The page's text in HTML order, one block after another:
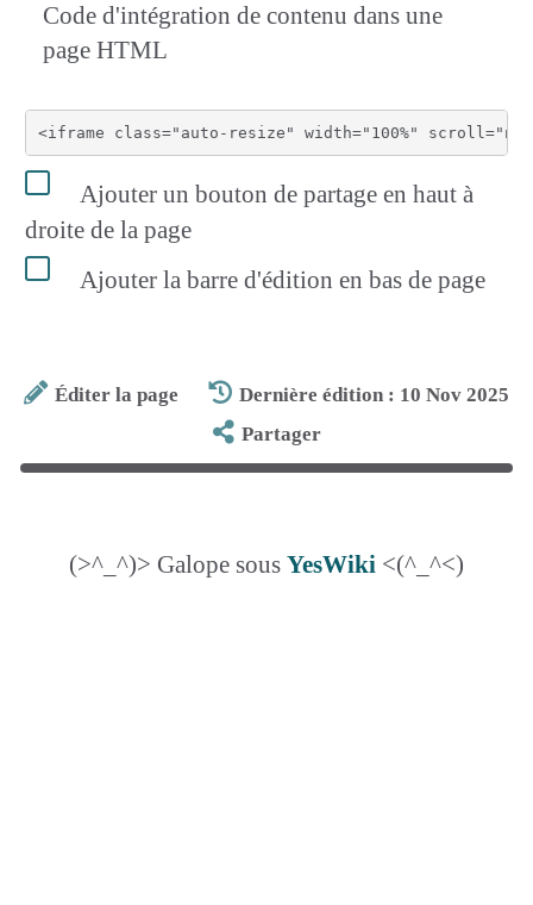
Code d'intégration de contenu dans une
page HTML
Ajouter un bouton de partage en haut à
droite de la page
Ajouter la barre d'édition en bas de page
Éditer la page
Dernière édition : 10 Nov 2025
Partager
(>^_^)> Galope sous YesWiki <(^_^<)